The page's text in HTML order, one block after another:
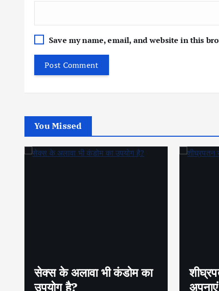
Save my name, email, and website in this
You Missed
सेक्स के अलावा भी कंडोम का
उपयोग है?